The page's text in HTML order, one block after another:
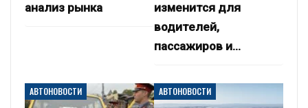
анализ рынка
изменится для
водителей,
пассажиров и…
АВТОНОВОСТИ АВТОНОВОСТИ